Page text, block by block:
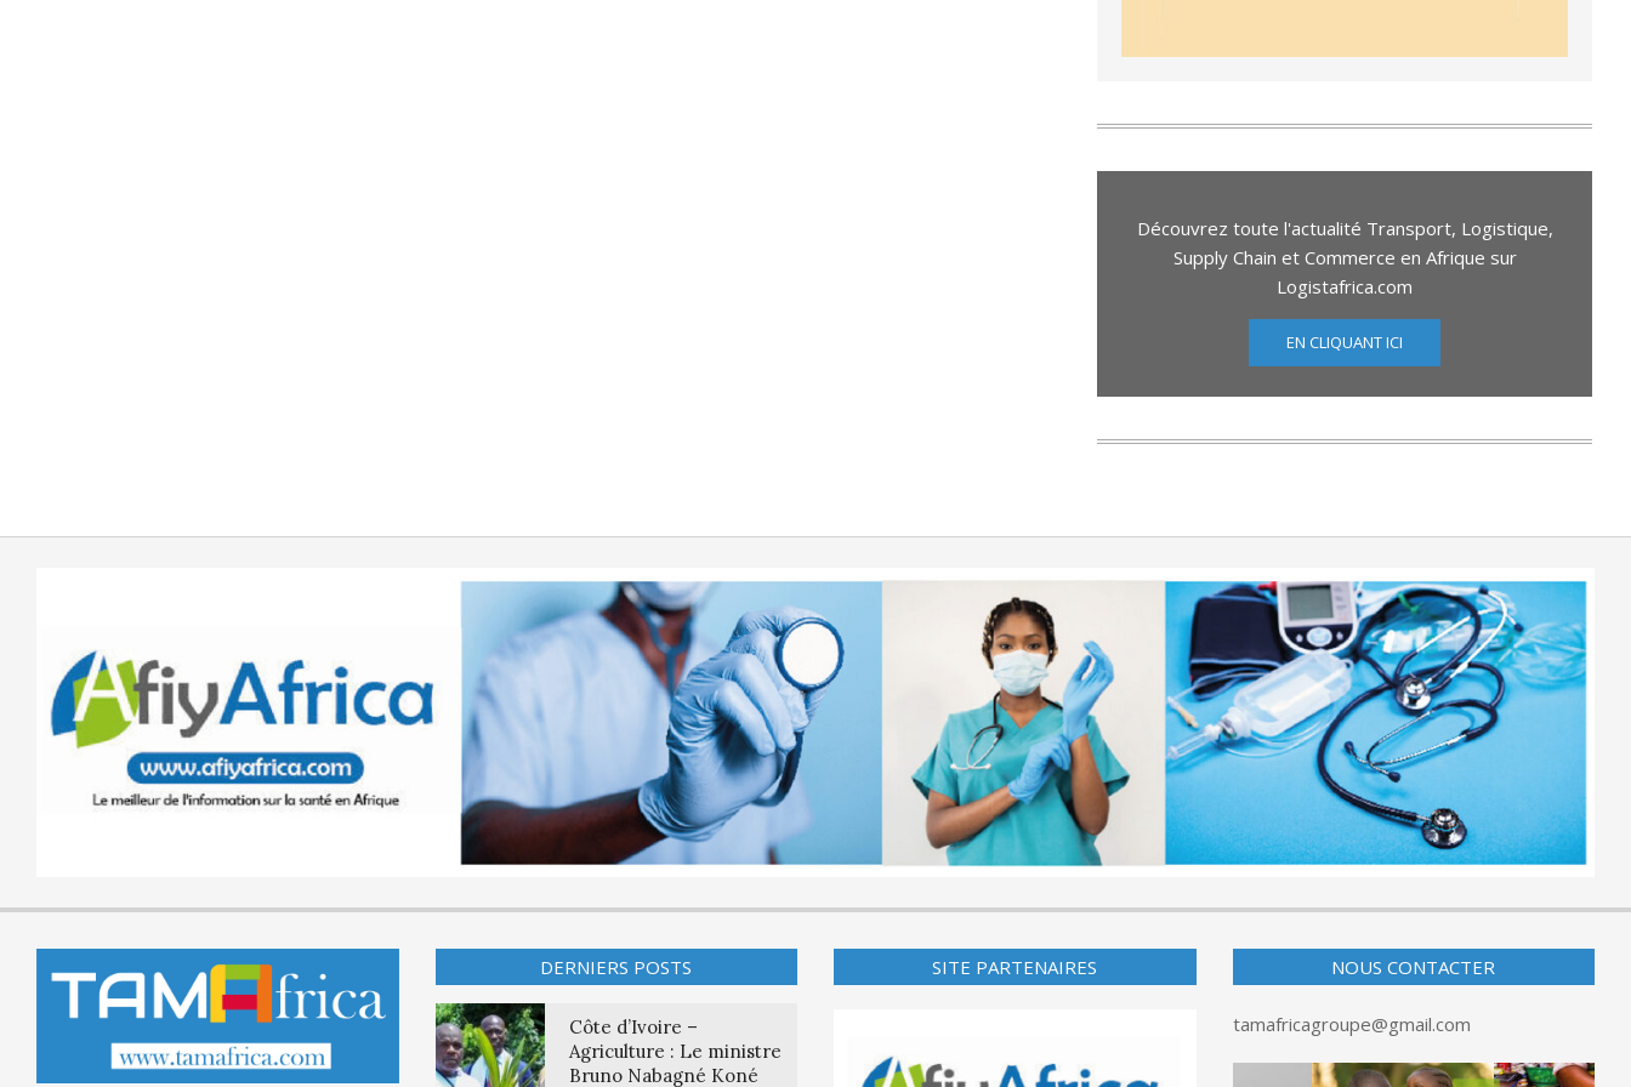
Découvrez toute l'actualité Transport, Logistique,
Supply Chain et Commerce en Afrique sur
Logistafrica.com
EN CLIQUANT ICI
DERNIERS POSTS
Côte d’Ivoire –
Agriculture : Le ministre
Bruno Nabagné Koné
SITE PARTENAIRES NOUS CONTACTER
tamafricagroupe@gmail.com